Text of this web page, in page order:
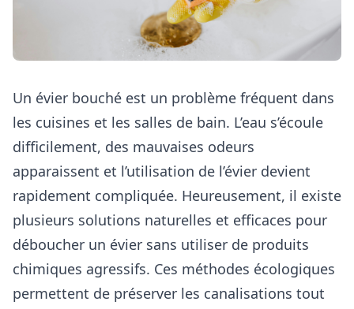
Un évier bouché est un problème fréquent dans
les cuisines et les salles de bain. L’eau s’écoule
difficilement, des mauvaises odeurs
apparaissent et l’utilisation de l’évier devient
rapidement compliquée. Heureusement, il existe
plusieurs solutions naturelles et efficaces pour
déboucher un évier sans utiliser de produits
chimiques agressifs. Ces méthodes écologiques
permettent de préserver les canalisations tout